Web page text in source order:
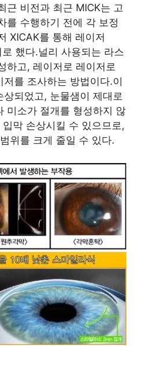
근 비전과 최근 MICK는 고
를 수행하기 전에 각 보정
XICAK를 통해 레이저
했다.널리 사용되는 라스
하고, 레이저로 레이저로
를 조사하는 방법이다.이
되었고, 눈물샘이 제대로
미소가 절개를 형성하지 않
막 손상시킬 수 있으므로,
위를 크게 줄일 수 있다.